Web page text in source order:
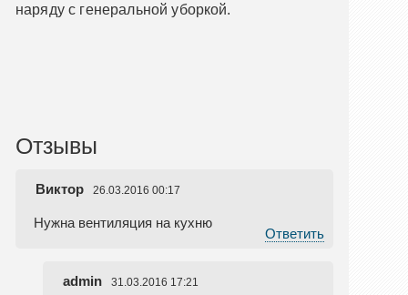
наряду с генеральной уборкой.
Отзывы
Виктор 26.03.2016 00:17
Нужна вентиляция на кухню
Ответить
admin 31.03.2016 17:21